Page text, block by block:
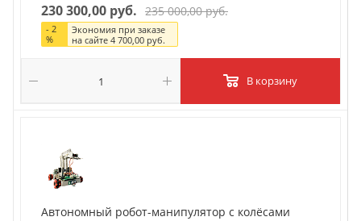
230 300,00 руб. 235 000,00 руб.
- 2
%
Экономия при заказе
на сайте4 700,00 руб.
В корзину
Автономный робот-манипулятор с колёсами